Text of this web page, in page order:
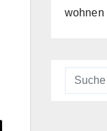
wohnen